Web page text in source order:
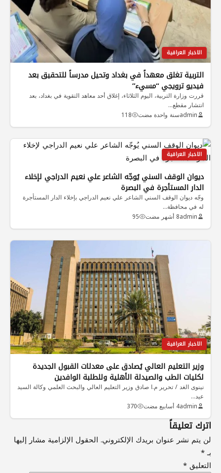
الاخبار العراقية
التربية تغلق معهداً في بغداد وتحيل مدرساً للتحقيق بعد
فيديو ترويجي “مسيء”
قررت وزارة التربية، اليوم الثلاثاء، إغلاق أحد معاهد التقوية في بغداد، بعد
انتشار مقطع…
adminسنة واحدة مضت 118
الاخبار العراقية
ديوان الوقف السني يُوجّه الشاعر علي نعيم الدراجي لإخلاء
الدار المستأجرة في البصرة
وجّه ديوان الوقف السني الشاعر علي نعيم الدراجي بإخلاء الدار المستأجرة
له في محافظة…
admin8 أشهر مضت 95
الاخبار العراقية
وزير التعليم العالي يُصادق على معدلات القبول الجديدة
لكليات الطب والصيدلة الأهلية وللطلبة الوافدين
نينوى الغد / تحرير م.ا صادق وزير التعليم العالي والبحث العلمي وكالة السيد
عيد…
admin4 أسابيع مضت 370
اترك تعليقاً
لن يتم نشر عنوان بريدك الإلكتروني. الحقول الإلزامية مشار إليها
بـ*
التعليق*